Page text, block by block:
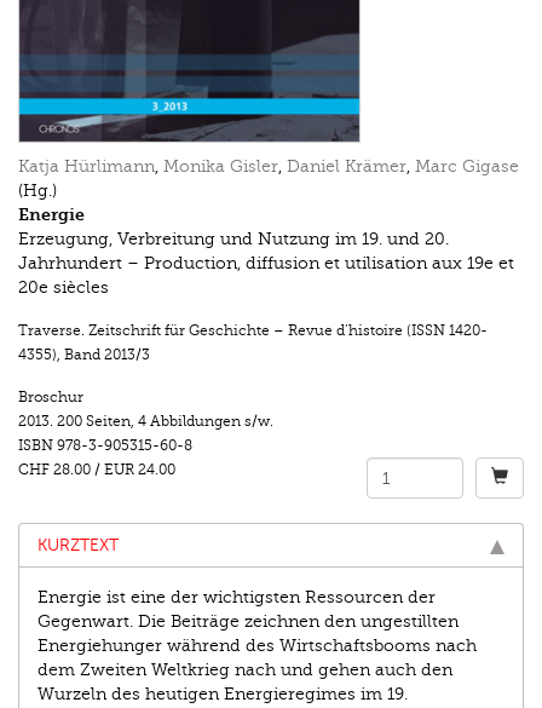
Katja Hürlimann, Monika Gisler, Daniel Krämer, Marc Gigase
(Hg.)
Energie
Erzeugung, Verbreitung und Nutzung im 19. und 20.
Jahrhundert – Production, diffusion et utilisation aux 19e et
20e siècles
Traverse. Zeitschrift für Geschichte – Revue d’histoire (ISSN 1420-
4355), Band 2013/3
Broschur
2013. 200 Seiten, 4 Abbildungen s/w.
ISBN 978-3-905315-60-8
CHF 28.00 / EUR 24.00
KURZTEXT
Energie ist eine der wichtigsten Ressourcen der
Gegenwart. Die Beiträge zeichnen den ungestillten
Energiehunger während des Wirtschaftsbooms nach
dem Zweiten Weltkrieg nach und gehen auch den
Wurzeln des heutigen Energieregimes im 19.